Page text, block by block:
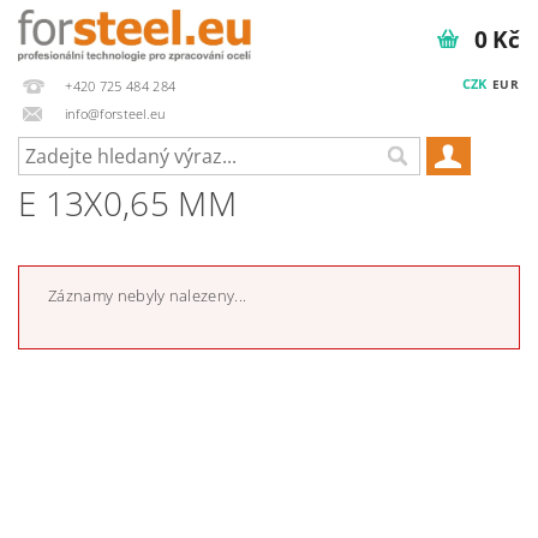
+420 725 484 284
info@forsteel.eu
CZK EUR
0 Kč
E 13X0,65 MM
Záznamy nebyly nalezeny...